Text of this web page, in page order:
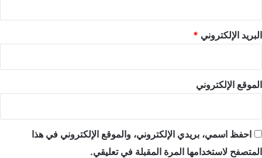
البريد الإلكتروني *
الموقع الإلكتروني
احفظ اسمي، بريدي الإلكتروني، والموقع الإلكتروني في هذا
المتصفح لاستخدامها المرة المقبلة في تعليقي.